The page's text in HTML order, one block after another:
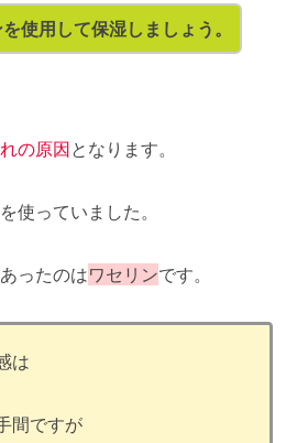
使用して保湿しましょう。
の原因となります。
使っていました。
ったのはワセリンです。
は
間ですが